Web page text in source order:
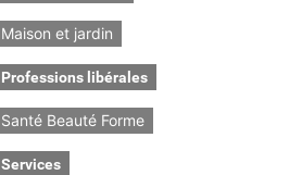
Maison et jardin
Professions libérales
Santé Beauté Forme
Services